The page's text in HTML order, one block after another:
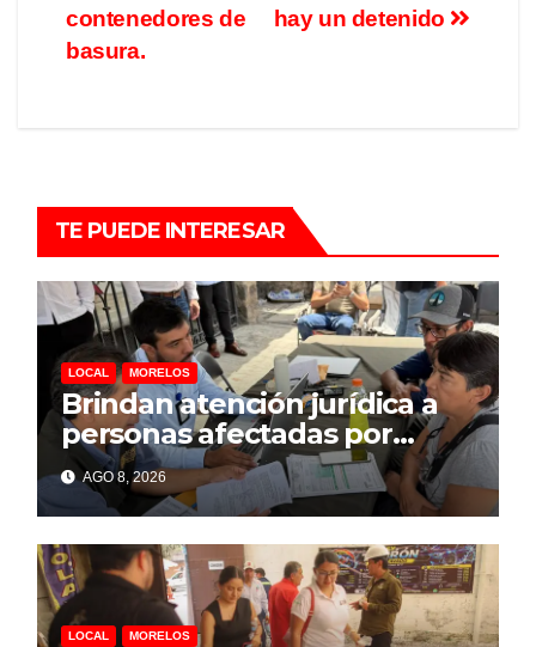
hay un detenido
contenedores de
basura.
TE PUEDE INTERESAR
LOCAL MORELOS
Brindan atención jurídica a
personas afectadas por
explosión de pipa en Las
Granjas
AGO 8, 2026
LOCAL MORELOS